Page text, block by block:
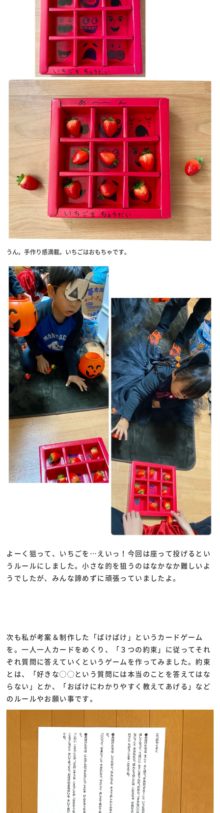
うん。手作り感満載。いちごはおもちゃです。
よーく狙って、いちごを…えいっ！今回は座って投げるとい
うルールにしました。小さな的を狙うのはなかなか難しいよ
うでしたが、みんな諦めずに頑張っていましたよ。
次も私が考案＆制作した「ばけばけ」というカードゲーム
を。一人一人カードをめくり、「３つの約束」に従ってそれ
ぞれ質問に答えていくというゲームを作ってみました。約束
とは、「好きな◯◯という質問には本当のことを答えてはな
らない」とか、「おばけにわかりやすく教えてあげる」など
のルールやお願い事です。